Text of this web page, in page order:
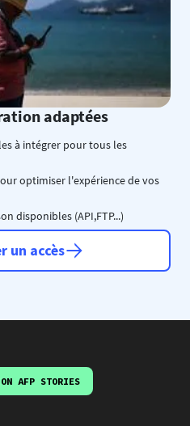
adaptées
à intégrer pour tous les
optimiser l'expérience de vos
disponibles (API,FTP...)
un accès
AFP STORIES